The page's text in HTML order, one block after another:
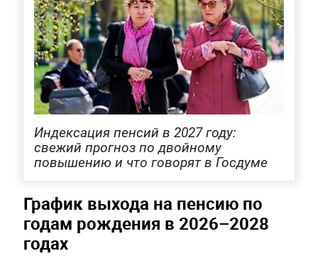
Индексация пенсий в 2027 году:
свежий прогноз по двойному
повышению и что говорят в Госдуме
График выхода на пенсию по
годам рождения в 2026–2028
годах